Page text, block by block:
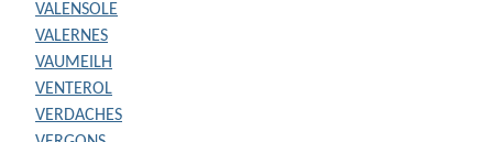
VALENSOLE
VALERNES
VAUMEILH
VENTEROL
VERDACHES